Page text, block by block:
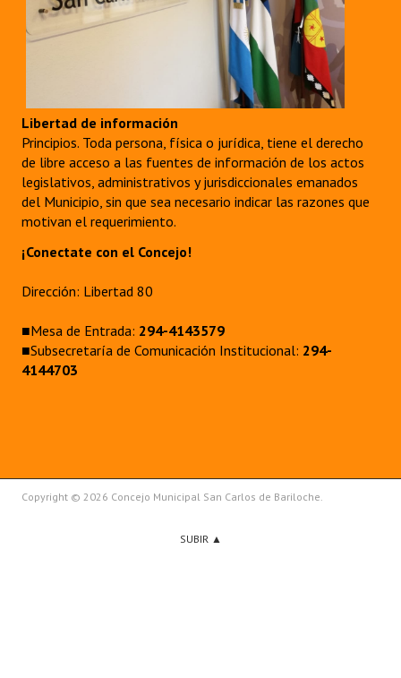
Libertad de información
Principios. Toda persona, física o jurídica, tiene el derecho
de libre acceso a las fuentes de información de los actos
legislativos, administrativos y jurisdiccionales emanados
del Municipio, sin que sea necesario indicar las razones que
motivan el requerimiento.
¡Conectate con el Concejo!
Dirección: Libertad 80
■Mesa de Entrada: 294-4143579
■Subsecretaría de Comunicación Institucional: 294-
4144703
Copyright © 2026 Concejo Municipal San Carlos de Bariloche.
SUBIR ▲